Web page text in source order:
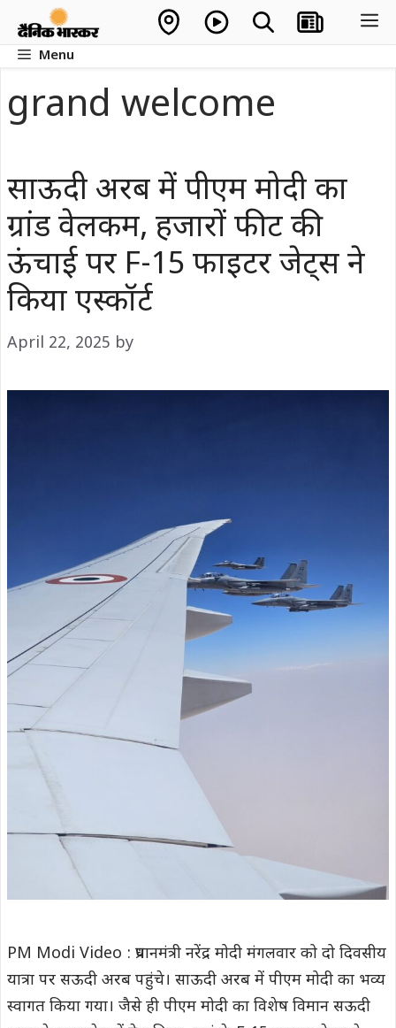
contentMenu
grand welcome
साऊदी अरब में पीएम मोदी का
ग्रांड वेलकम, हजारों फीट की
ऊंचाई पर F-15 फाइटर जेट्स ने
किया एस्कॉर्ट
April 22, 2025 by
PM Modi Video : प्रधानमंत्री नरेंद्र मोदी मंगलवार को दो दिवसीय
यात्रा पर सऊदी अरब पहुंचे। साऊदी अरब में पीएम मोदी का भव्य
स्वागत किया गया। जैसे ही पीएम मोदी का विशेष विमान सऊदी